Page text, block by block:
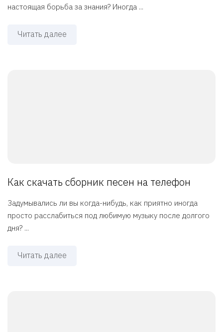
настоящая борьба за знания? Иногда ...
Читать далее
Как скачать сборник песен на телефон
Задумывались ли вы когда-нибудь, как приятно иногда
просто расслабиться под любимую музыку после долгого
дня? ...
Читать далее